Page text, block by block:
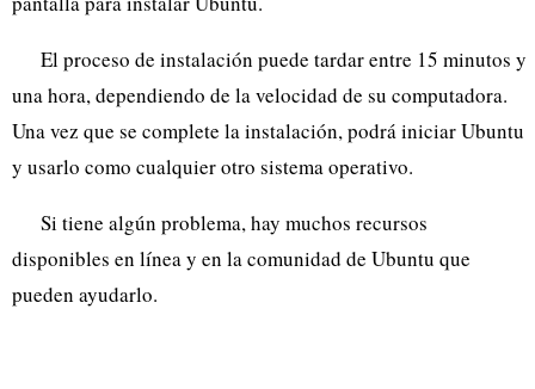
El proceso de instalación puede tardar entre 15 minutos y
una hora, dependiendo de la velocidad de su computadora.
Una vez que se complete la instalación, podrá iniciar Ubuntu
y usarlo como cualquier otro sistema operativo.
Si tiene algún problema, hay muchos recursos
disponibles en línea y en la comunidad de Ubuntu que
pueden ayudarlo.